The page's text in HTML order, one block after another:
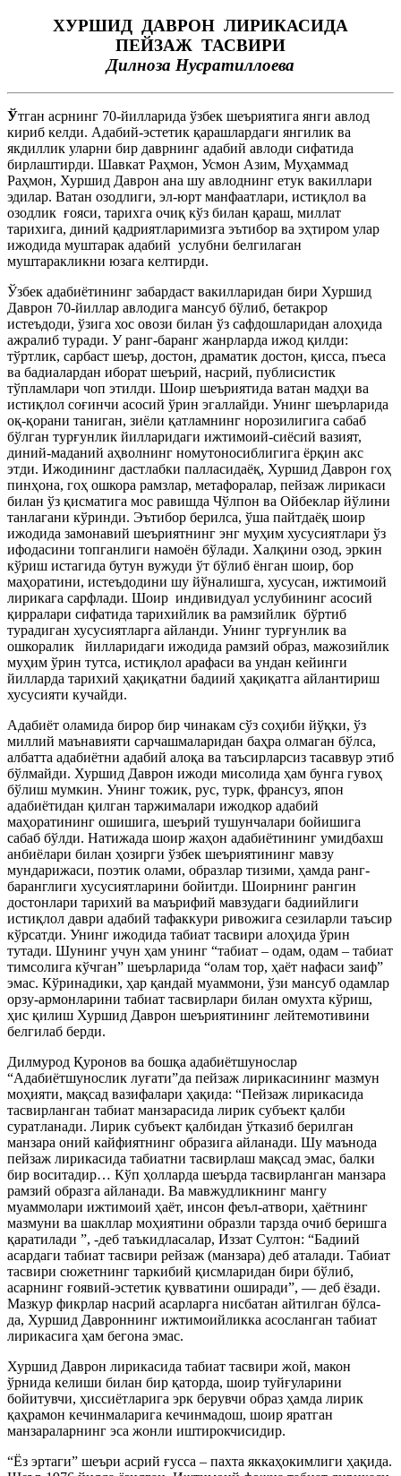
ХУРШИД ДАВРОН ЛИРИКАСИДА
ПЕЙЗАЖ ТАСВИРИ
Дилноза Нусратиллоева
Ўтган асрнинг 70-йилларида ўзбек шеъриятига янги авлод
кириб келди. Адабий-эстетик қарашлардаги янгилик ва
якдиллик уларни бир даврнинг адабий авлоди сифатида
бирлаштирди. Шавкат Раҳмон, Усмон Азим, Муҳаммад
Раҳмон, Хуршид Даврон ана шу авлоднинг етук вакиллари
эдилар. Ватан озодлиги, эл-юрт манфаатлари, истиқлол ва
озодлик ғояси, тарихга очиқ кўз билан қараш, миллат
тарихига, диний қадриятларимизга эътибор ва эҳтиром улар
ижодида муштарак адабий услубни белгилаган
муштаракликни юзага келтирди.
Ўзбек адабиётининг забардаст вакилларидан бири Хуршид
Даврон 70-йиллар авлодига мансуб бўлиб, бетакрор
истеъдоди, ўзига хос овози билан ўз сафдошларидан алоҳида
ажралиб туради. У ранг-баранг жанрларда ижод қилди:
тўртлик, сарбаст шеър, достон, драматик достон, қисса, пъеса
ва бадиалардан иборат шеърий, насрий, публисистик
тўпламлари чоп этилди. Шоир шеъриятида ватан мадҳи ва
истиқлол соғинчи асосий ўрин эгаллайди. Унинг шеърларида
оқ-қорани таниган, зиёли қатламнинг норозилигига сабаб
бўлган турғунлик йилларидаги ижтимоий-сиёсий вазият,
диний-маданий аҳволнинг номутоносиблигига ёрқин акс
этди. Ижодининг дастлабки палласидаёқ, Хуршид Даврон гоҳ
пинҳона, гоҳ ошкора рамзлар, метафоралар, пейзаж лирикаси
билан ўз қисматига мос равишда Чўлпон ва Ойбеклар йўлини
танлагани кўринди. Эътибор берилса, ўша пайтдаёқ шоир
ижодида замонавий шеъриятнинг энг муҳим хусусиятлари ўз
ифодасини топганлиги намоён бўлади. Халқини озод, эркин
кўриш истагида бутун вужуди ўт бўлиб ёнган шоир, бор
маҳоратини, истеъдодини шу йўналишга, хусусан, ижтимоий
лирикага сарфлади. Шоир индивидуал услубининг асосий
қирралари сифатида тарихийлик ва рамзийлик бўртиб
турадиган хусусиятларга айланди. Унинг турғунлик ва
ошкоралик йилларидаги ижодида рамзий образ, мажозийлик
муҳим ўрин тутса, истиқлол арафаси ва ундан кейинги
йилларда тарихий ҳақиқатни бадиий ҳақиқатга айлантириш
хусусияти кучайди.
Адабиёт оламида бирор бир чинакам сўз соҳиби йўқки, ўз
миллий маънавияти сарчашмаларидан баҳра олмаган бўлса,
албатта адабиётни адабий алоқа ва таъсирларсиз тасаввур этиб
бўлмайди. Хуршид Даврон ижоди мисолида ҳам бунга гувоҳ
бўлиш мумкин. Унинг тожик, рус, турк, франсуз, япон
адабиётидан қилган таржималари ижодкор адабий
маҳоратининг ошишига, шеърий тушунчалари бойишига
сабаб бўлди. Натижада шоир жаҳон адабиётининг умидбахш
анбиёлари билан ҳозирги ўзбек шеъриятининг мавзу
мундарижаси, поэтик олами, образлар тизими, ҳамда ранг-
баранглиги хусусиятларини бойитди. Шоирнинг рангин
достонлари тарихий ва маърифий мавзудаги бадиийлиги
истиқлол даври адабий тафаккури ривожига сезиларли таъсир
кўрсатди. Унинг ижодида табиат тасвири алоҳида ўрин
тутади. Шунинг учун ҳам унинг “табиат – одам, одам – табиат
тимсолига кўчган” шеърларида “олам тор, ҳаёт нафаси заиф”
эмас. Кўринадики, ҳар қандай муаммони, ўзи мансуб одамлар
орзу-армонларини табиат тасвирлари билан омухта кўриш,
ҳис қилиш Хуршид Даврон шеъриятининг лейтемотивини
белгилаб берди.
Дилмурод Қуронов ва бошқа адабиётшунослар
“Адабиётшунослик луғати”да пейзаж лирикасининг мазмун
моҳияти, мақсад вазифалари ҳақида: “Пейзаж лирикасида
тасвирланган табиат манзарасида лирик субъект қалби
суратланади. Лирик субъект қалбидан ўтказиб берилган
манзара оний кайфиятнинг образига айланади. Шу маънода
пейзаж лирикасида табиатни тасвирлаш мақсад эмас, балки
бир воситадир… Кўп ҳолларда шеърда тасвирланган манзара
рамзий образга айланади. Ва мавжудликнинг мангу
муаммолари ижтимоий ҳаёт, инсон феъл-атвори, ҳаётнинг
мазмуни ва шакллар моҳиятини образли тарзда очиб беришга
қаратилади ”, -деб таъкидласалар, Иззат Султон: “Бадиий
асардаги табиат тасвири рейзаж (манзара) деб аталади. Табиат
тасвири сюжетнинг таркибий қисмларидан бири бўлиб,
асарнинг ғоявий-эстетик қувватини оширади”, — деб ёзади.
Мазкур фикрлар насрий асарларга нисбатан айтилган бўлса-
да, Хуршид Давроннинг ижтимоийликка асосланган табиат
лирикасига ҳам бегона эмас.
Хуршид Даврон лирикасида табиат тасвири жой, макон
ўрнида келиши билан бир қаторда, шоир туйғуларини
бойитувчи, ҳиссиётларига эрк берувчи образ ҳамда лирик
қаҳрамон кечинмаларига кечинмадош, шоир яратган
манзараларнинг эса жонли иштирокчисидир.
“Ёз эртаги” шеъри асрий ғусса – пахта яккаҳокимлиги ҳақида.